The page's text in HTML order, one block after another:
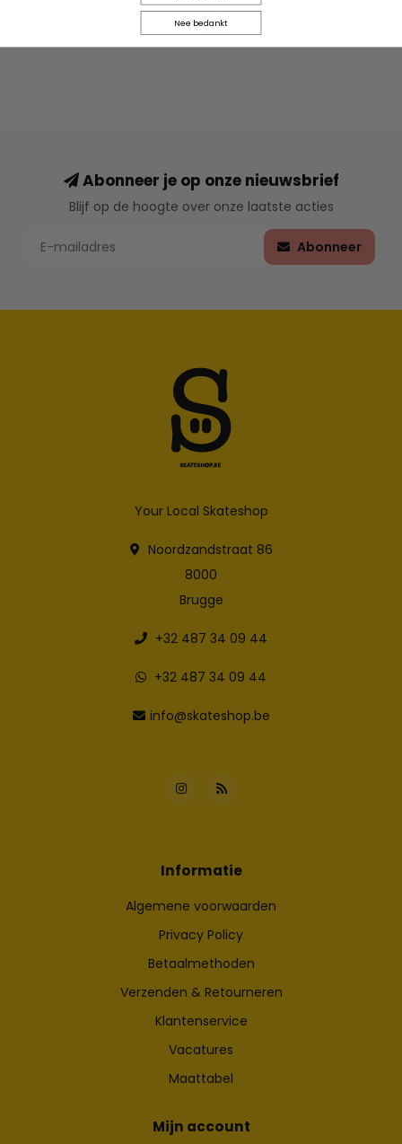
Abonneer je op onze nieuwsbrief
Blijf op de hoogte over onze laatste acties
Abonneer
Your Local Skateshop
Noordzandstraat 86
8000
Brugge
+32 487 34 09 44
+32 487 34 09 44
info@skateshop.be
Informatie
Algemene voorwaarden
Privacy Policy
Betaalmethoden
Verzenden & Retourneren
Klantenservice
Vacatures
Maattabel
Mijn account
Nee bedankt